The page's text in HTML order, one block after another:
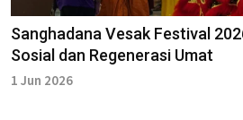
Sanghadana Vesak Festival
Sosial dan Regenerasi Umat
1 Jun 2026